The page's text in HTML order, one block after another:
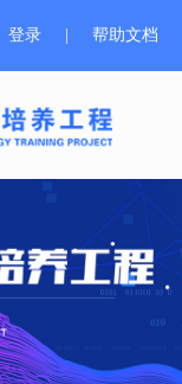
登录 帮助文档